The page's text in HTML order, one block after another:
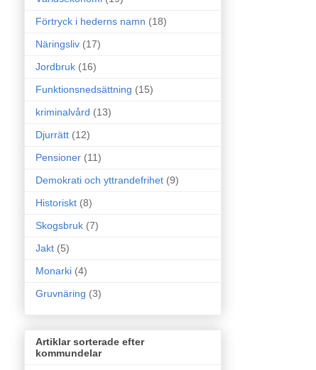
Förtryck i hederns namn (18)
Näringsliv (17)
Jordbruk (16)
Funktionsnedsättning (15)
kriminalvård (13)
Djurrätt (12)
Pensioner (11)
Demokrati och yttrandefrihet (9)
Historiskt (8)
Skogsbruk (7)
Jakt (5)
Monarki (4)
Gruvnäring (3)
Artiklar sorterade efter
kommundelar